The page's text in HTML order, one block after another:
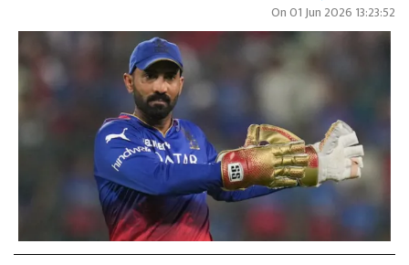
On01 Jun 2026 13:23:52